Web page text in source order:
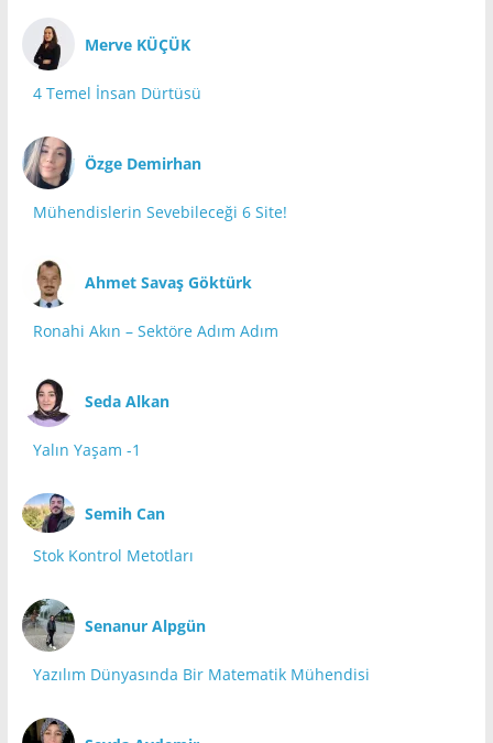
Merve KÜÇÜK
4 Temel İnsan Dürtüsü
Özge Demirhan
Mühendislerin Sevebileceği 6 Site!
Ahmet Savaş Göktürk
Ronahi Akın – Sektöre Adım Adım
Seda Alkan
Yalın Yaşam -1
Semih Can
Stok Kontrol Metotları
Senanur Alpgün
Yazılım Dünyasında Bir Matematik Mühendisi